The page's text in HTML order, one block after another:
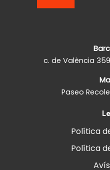
c. de València
Paseo
Política
Política